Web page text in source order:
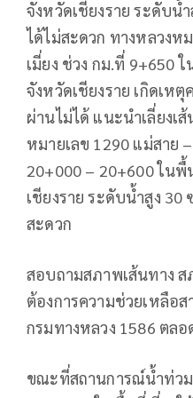
จังหวัดเชียงราย ระดับน้
ได้ไม่สะดวก ทางหลวงห
เมี่ยง ช่วง กม.ที่ 9+650
จังหวัดเชียงราย เกิดเห
ผ่านไม่ได้ แนะนำเลี่ยงเ
หมายเลข 1290 แม่สาย
20+000 – 20+600 ใน
เชียงราย ระดับน้ำสูง 30
สะดวก
สอบถามสภาพเส้นทาง ส
ต้องการความช่วยเหลือ
กรมทางหลวง 1586 ตลอ
ขณะที่สถานการณ์น้ำท่วม